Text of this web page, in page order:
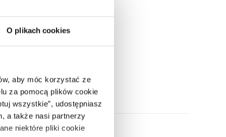
O plikach cookies
aby móc korzystać ze
za pomocą plików cookie
wszystkie”, udostępniasz
a także nasi partnerzy
niektóre pliki cookie